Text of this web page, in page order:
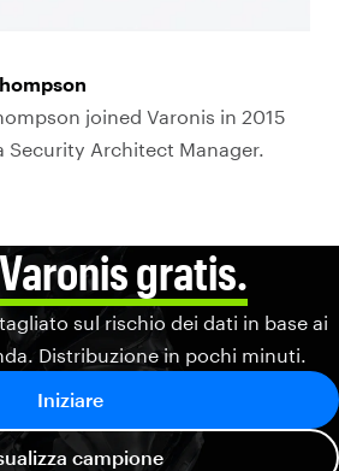
joined Varonis in 2015
Security Architect Manager.
gratis.
sul rischio dei dati in base ai
Distribuzione in pochi minuti.
Iniziare
campione